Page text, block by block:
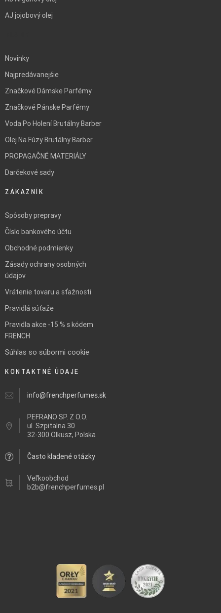
AJ jojobový olej
Novinky
Najpredávanejšie
Značkové Dámske Parfémy
Značkové Pánske Parfémy
Voda Po Holení Brutálny Barber
Olej Na Fúzy Brutálny Barber
PROPAGAČNÉ MATERIÁLY
Darčekové sady
ZÁKAZNÍK
Spôsoby prepravy
Číslo bankového účtu
Obchodné podmienky
Zásady ochrany osobných
údajov
Vrátenie tovaru a sťažnosti
Pravidlá súťaže
Pravidla akce -15 % s kódem
FRENCH
Súhlas so súbormi cookie
KONTAKTNÉ ÚDAJE
info@frenchperfumes.sk
PEFRANO SP. Z O.O.
ul. Szpitalna 30
32-300 Olkusz, Polska
Často kladené otázky
Veľkoobchod
b2b@frenchperfumes.pl